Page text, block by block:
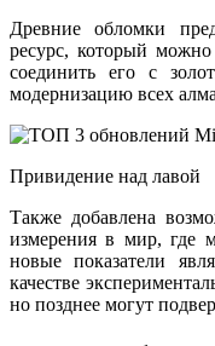
Древние обломки
ресурс, который
соединить его с
модернизацию всех
Привидение над лавой
Также добавлена
измерения в мир, где
новые показатели
качестве
но позднее могут